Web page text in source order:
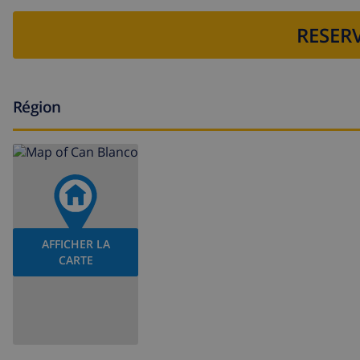
Région
AFFICHER LA
CARTE